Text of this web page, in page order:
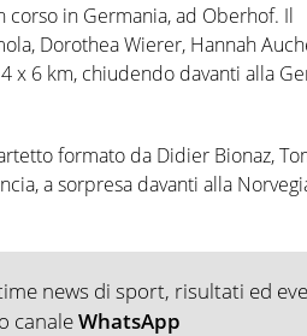
in Germania, ad Oberhof. Il
Dorothea Wierer, Hannah
x 6 km, chiudendo davanti alla
formato da Didier Bionaz,
a sorpresa davanti alla
news di sport, risultati ed
canaleWhatsApp